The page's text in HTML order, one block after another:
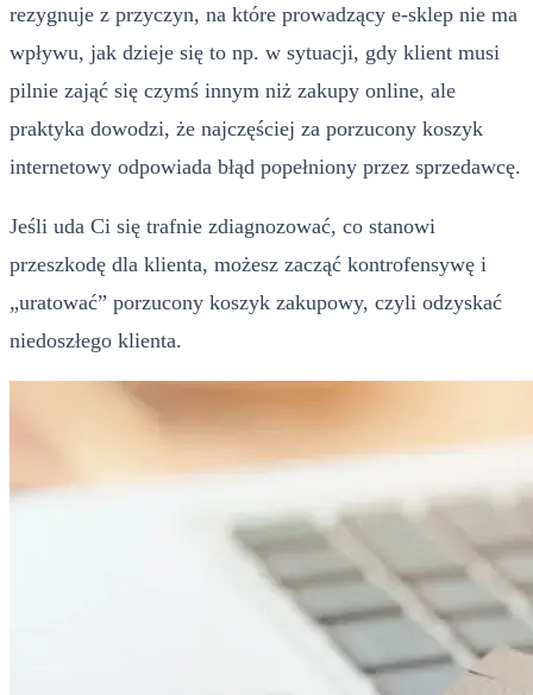
rezygnuje z przyczyn, na które prowadzący e-sklep nie ma
wpływu, jak dzieje się to np. w sytuacji, gdy klient musi
pilnie zająć się czymś innym niż zakupy online, ale
praktyka dowodzi, że najczęściej za porzucony koszyk
internetowy odpowiada błąd popełniony przez sprzedawcę.
Jeśli uda Ci się trafnie zdiagnozować, co stanowi
przeszkodę dla klienta, możesz zacząć kontrofensywę i
„uratować” porzucony koszyk zakupowy, czyli odzyskać
niedoszłego klienta.